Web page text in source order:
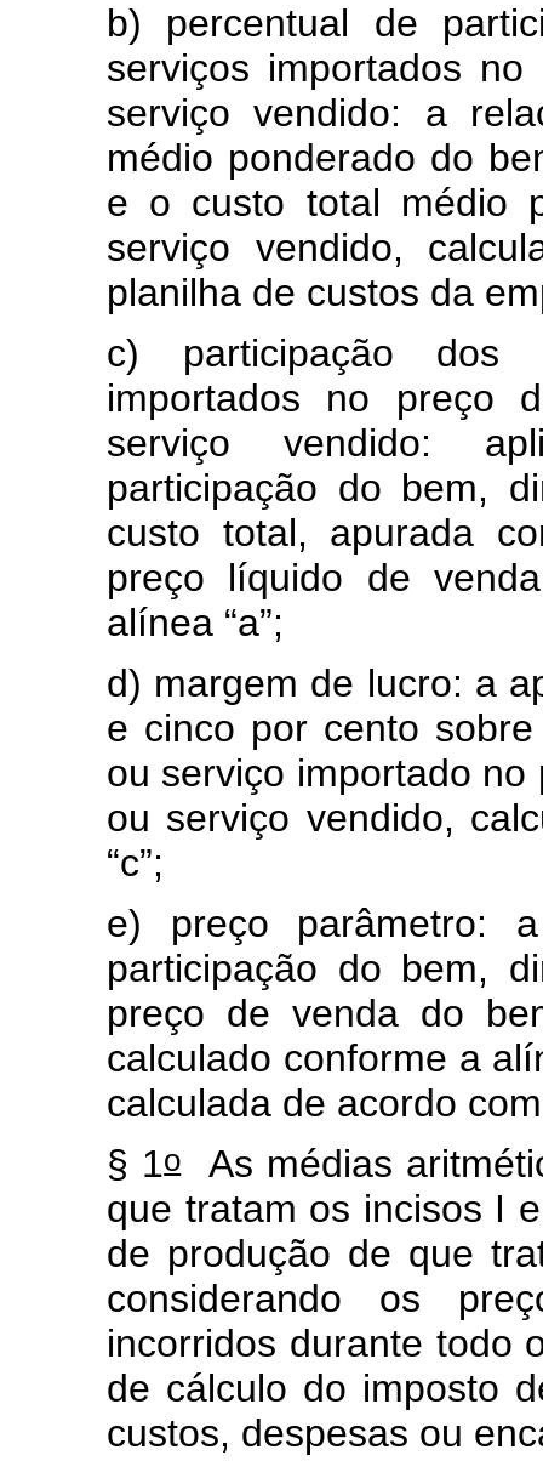
b) percentual de
serviços importados
serviço vendido: a
médio ponderado do
e o custo total médio
serviço vendido,
planilha de custos da
c) participação dos
importados no preço
serviço vendido:
participação do bem,
custo total, apurada
preço líquido de
alínea “a”;
d) margem de lucro: a
e cinco por cento
ou serviço importado
ou serviço vendido,
“c”;
e) preço parâmetro:
participação do bem,
preço de venda do
calculado conforme a
calculada de acordo
§ 1oAs médias
que tratam os incisos I
de produção de que
considerando os
incorridos durante todo
de cálculo do imposto
custos, despesas ou